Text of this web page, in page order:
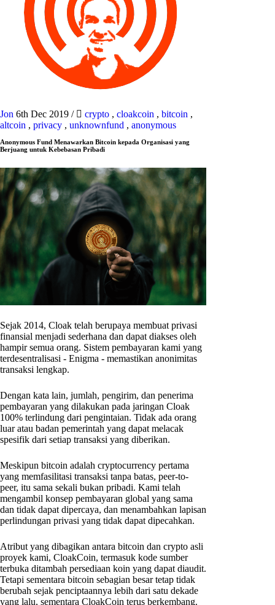
Jon 6th Dec 2019 / crypto , cloakcoin , bitcoin ,
altcoin , privacy , unknownfund , anonymous
Anonymous Fund Menawarkan Bitcoin kepada Organisasi yang
Berjuang untuk Kebebasan Pribadi
Sejak 2014, Cloak telah berupaya membuat privasi
finansial menjadi sederhana dan dapat diakses oleh
hampir semua orang. Sistem pembayaran kami yang
terdesentralisasi - Enigma - memastikan anonimitas
transaksi lengkap.
Dengan kata lain, jumlah, pengirim, dan penerima
pembayaran yang dilakukan pada jaringan Cloak
100% terlindung dari pengintaian. Tidak ada orang
luar atau badan pemerintah yang dapat melacak
spesifik dari setiap transaksi yang diberikan.
Meskipun bitcoin adalah cryptocurrency pertama
yang memfasilitasi transaksi tanpa batas, peer-to-
peer, itu sama sekali bukan pribadi. Kami telah
mengambil konsep pembayaran global yang sama
dan tidak dapat dipercaya, dan menambahkan lapisan
perlindungan privasi yang tidak dapat dipecahkan.
Atribut yang dibagikan antara bitcoin dan crypto asli
proyek kami, CloakCoin, termasuk kode sumber
terbuka ditambah persediaan koin yang dapat diaudit.
Tetapi sementara bitcoin sebagian besar tetap tidak
berubah sejak penciptaannya lebih dari satu dekade
yang lalu, sementara CloakCoin terus berkembang.